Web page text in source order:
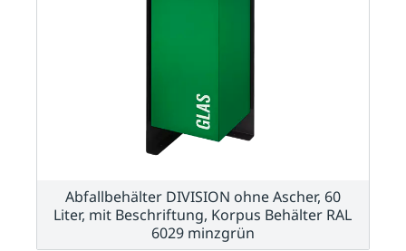
Abfallbehälter DIVISION ohne Ascher, 60
Liter, mit Beschriftung, Korpus Behälter RAL
6029 minzgrün